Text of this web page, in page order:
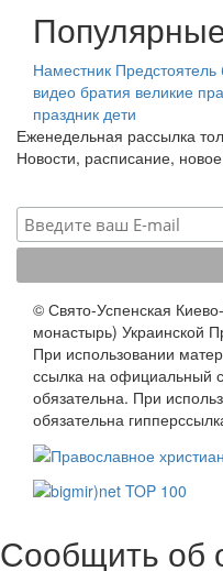
Наместник Предстоятель
видео братия великие
праздник дети
Еженедельная рассылка
Новости, расписание,
© Свято-Успенская
монастырь) Украинской
При использовании
ссылка на официальный
обязательна. При
обязательна
Сообщить об